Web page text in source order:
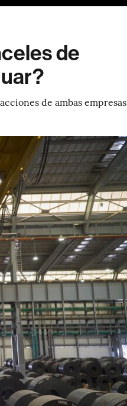
de
de ambas empresas